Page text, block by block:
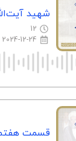
شهید
12
2024-12-24
قسمت